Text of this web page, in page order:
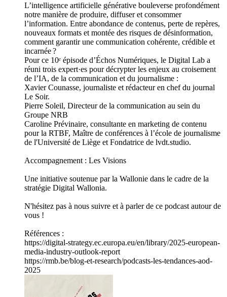
L’intelligence artificielle générative bouleverse profondément
notre manière de produire, diffuser et consommer
l’information. Entre abondance de contenus, perte de repères,
nouveaux formats et montée des risques de désinformation,
comment garantir une communication cohérente, crédible et
incarnée ?
Pour ce 10ᵉ épisode d’Échos Numériques, le Digital Lab a
réuni trois expert·es pour décrypter les enjeux au croisement
de l’IA, de la communication et du journalisme :
Xavier Counasse, journaliste et rédacteur en chef du journal
Le Soir.
Pierre Soleil, Directeur de la communication au sein du
Groupe NRB
Caroline Prévinaire, consultante en marketing de contenu
pour la RTBF, Maître de conférences à l’école de journalisme
de l'Université de Liège et Fondatrice de lvdt.studio.
Accompagnement : Les Visions
Une initiative soutenue par la Wallonie dans le cadre de la
stratégie Digital Wallonia.
N'hésitez pas à nous suivre et à parler de ce podcast autour de
vous !
Références :
https://digital-strategy.ec.europa.eu/en/library/2025-european-
media-industry-outlook-report
https://rmb.be/blog-et-research/podcasts-les-tendances-aod-
2025